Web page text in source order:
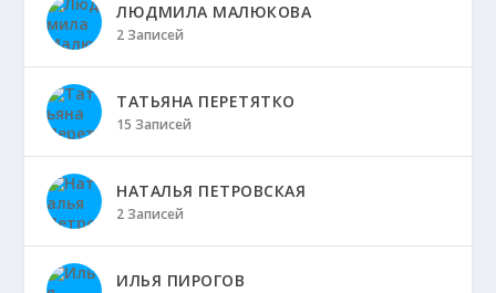
ЛЮДМИЛА МАЛЮКОВА
2 Записей
ТАТЬЯНА ПЕРЕТЯТКО
15 Записей
НАТАЛЬЯ ПЕТРОВСКАЯ
2 Записей
ИЛЬЯ ПИРОГОВ